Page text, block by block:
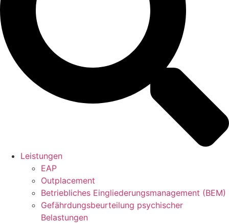
Leistungen
EAP
Outplacement
Betriebliches Eingliederungsmanagement (BEM)
Gefährdungsbeurteilung psychischer
Belastungen